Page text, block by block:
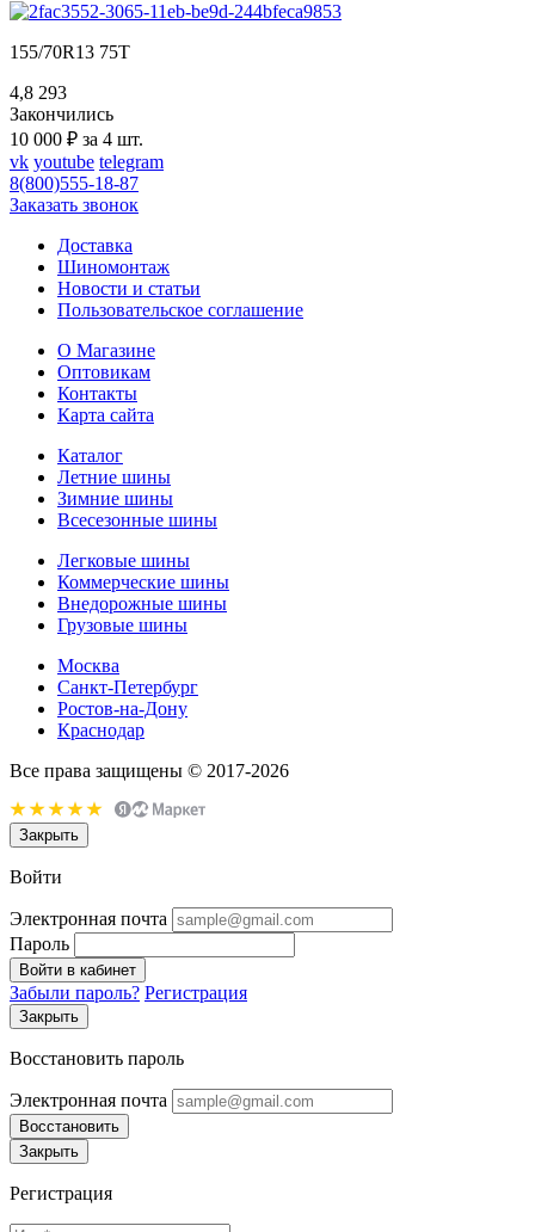
155/70R13 75T
4,8 293
Закончились
10 000 ₽ за 4 шт.
vk youtube telegram
8(800)555-18-87
Заказать звонок
Доставка
Шиномонтаж
Новости и статьи
Пользовательское соглашение
О Магазине
Оптовикам
Контакты
Карта сайта
Каталог
Летние шины
Зимние шины
Всесезонные шины
Легковые шины
Коммерческие шины
Внедорожные шины
Грузовые шины
Москва
Санкт-Петербург
Ростов-на-Дону
Краснодар
Все права защищены © 2017-2026
Закрыть
Войти
Электронная почта
Пароль
Войти в кабинет
Забыли пароль? Регистрация
Закрыть
Восстановить пароль
Электронная почта
Восстановить
Закрыть
Регистрация